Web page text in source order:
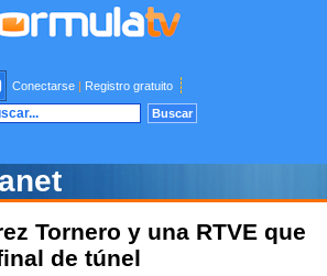
Conectarse | Registro gratuito
Tornero y una RTVE que
de túnel